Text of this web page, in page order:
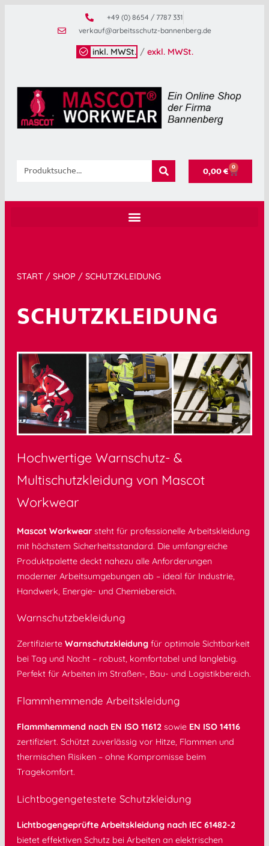
+49 (0) 8654 / 7787 331
verkauf@arbeitsschutz-bannenberg.de
inkl. MWSt. / exkl. MWSt.
0,00€ 0
START / SHOP / SCHUTZKLEIDUNG
SCHUTZKLEIDUNG
Hochwertige Warnschutz- &
Multischutzkleidung von Mascot
Workwear
Mascot Workwear steht für professionelle Arbeitskleidung
mit höchstem Sicherheitsstandard. Die umfangreiche
Produktpalette deckt nahezu alle Anforderungen
moderner Arbeitsumgebungen ab – ideal für Industrie,
Handwerk, Energie- und Chemiebereich.
Warnschutzbekleidung
Zertifizierte Warnschutzkleidung für optimale Sichtbarkeit
bei Tag und Nacht – robust, komfortabel und langlebig.
Perfekt für Arbeiten im Straßen-, Bau- und Logistikbereich.
Flammhemmende Arbeitskleidung
Flammhemmend nach EN ISO 11612 sowie EN ISO 14116
zertifiziert. Schützt zuverlässig vor Hitze, Flammen und
thermischen Risiken – ohne Kompromisse beim
Tragekomfort.
Lichtbogengetestete Schutzkleidung
Lichtbogengeprüfte Arbeitskleidung nach IEC 61482-2
bietet effektiven Schutz bei Arbeiten an elektrischen